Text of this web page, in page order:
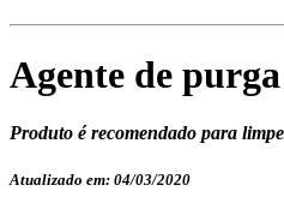
Agente de
Produto é recomendado para
Atualizado em: 04/03/2020